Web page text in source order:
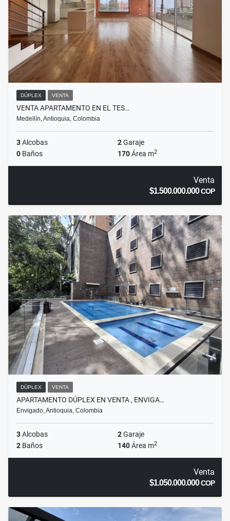
DÚPLEX VENTA
VENTA APARTAMENTO EN EL TES…
Medellín, Antioquia, Colombia
3Alcobas 2Garaje
0 Baños 170Área m2
Venta
$1.500.000.000COP
DÚPLEX VENTA
APARTAMENTO DÚPLEX EN VENTA , ENVIGA…
Envigado, Antioquia, Colombia
3Alcobas 2Garaje
2 Baños 140Área m2
Venta
$1.050.000.000COP